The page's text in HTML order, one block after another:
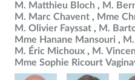
M. Matthieu Bloch
M.
M. Marc Chavent
Mme
M. Olivier Fayssat
M.
Mme Hanane Mansouri
M. Éric Michoux
M.
Mme Sophie Ricourt